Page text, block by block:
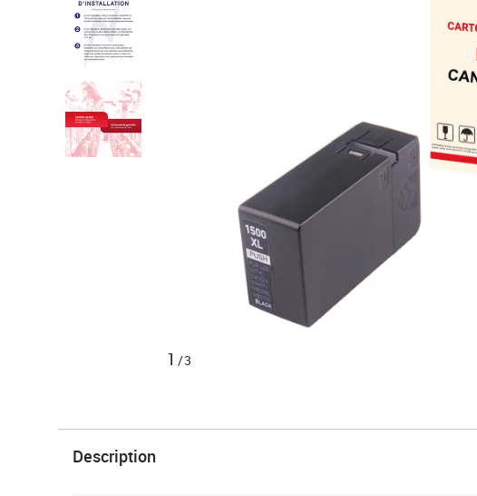
1 /3
Description